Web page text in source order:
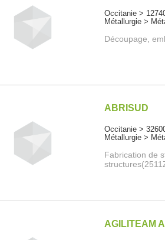
Occitanie >
Métallurgie >
Découpage,
ABRISUD
Occitanie >
Métallurgie >
Fabrication de
AGILITEAM